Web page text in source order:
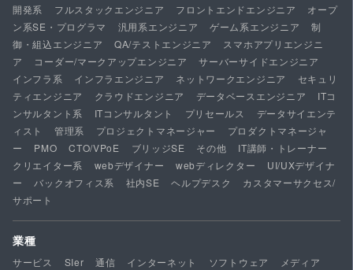
開発系 フルスタックエンジニア フロントエンドエンジニア
オープ
ン系SE・プログラマ
汎用系エンジニア ゲーム系エンジニア
制
御・組込エンジニア
QA/テストエンジニア
スマホアプリエンジニ
ア
コーダー/マークアップエンジニア
サーバーサイドエンジニア
インフラ系
インフラエンジニア ネットワークエンジニア
セキュリ
ティエンジニア
クラウドエンジニア データベースエンジニア
ITコ
ンサルタント系
ITコンサルタント プリセールス
データサイエンテ
ィスト
管理系 プロジェクトマネージャー
プロダクトマネージャ
ー
PMO CTO/VPoE ブリッジSE その他
IT講師・トレーナー
クリエイター系
webデザイナー webディレクター
UI/UXデザイナ
ー
バックオフィス系 社内SE ヘルプデスク
カスタマーサクセス/
サポート
業種
サービス SIer 通信 インターネット ソフトウェア
メディア